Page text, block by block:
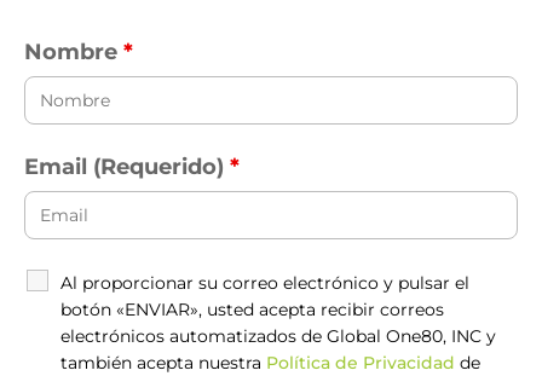
Nombre *
Email (Requerido) *
Al proporcionar su correo electrónico y pulsar el
botón «ENVIAR», usted acepta recibir correos
electrónicos automatizados de Global One80, INC y
también acepta nuestra Política de Privacidad de